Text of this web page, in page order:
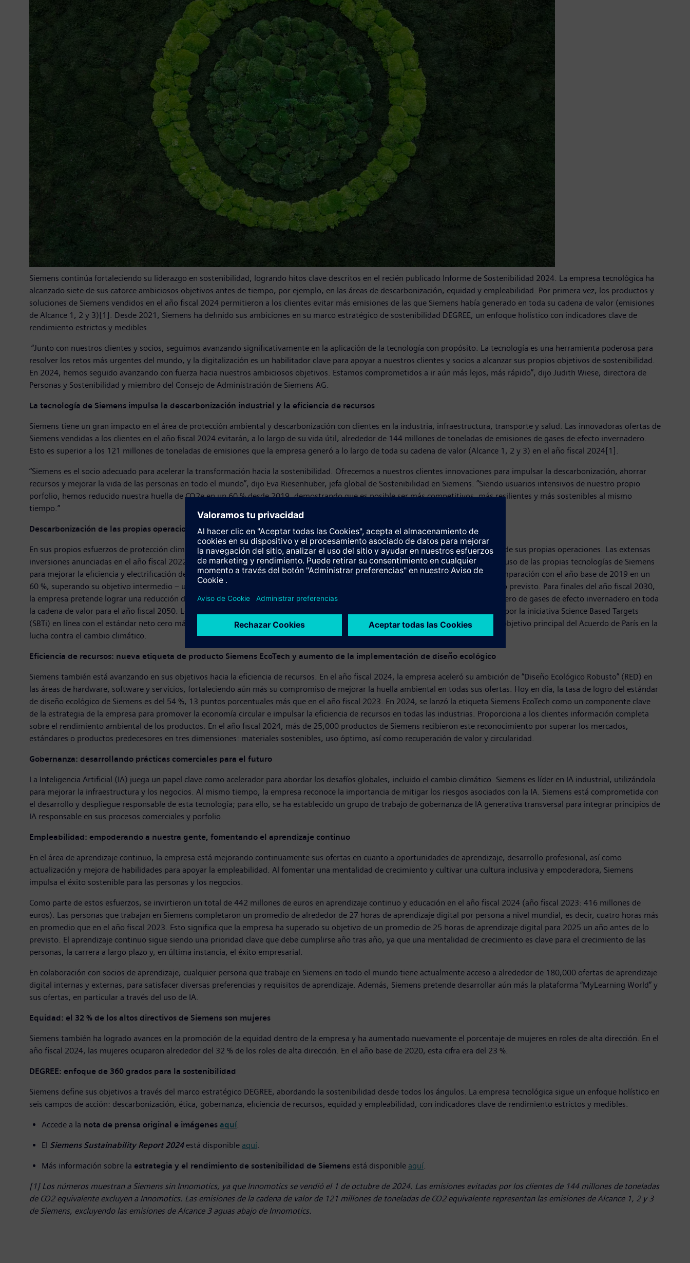
Siemens continúa fortaleciendo su liderazgo en sostenibilidad, logrando hitos clave descritos en el recién publicado Informe de Sostenibilidad 2024. La empresa tecnológica ha
alcanzado siete de sus catorce ambiciosos objetivos antes de tiempo, por ejemplo, en las áreas de descarbonización, equidad y empleabilidad. Por primera vez, los productos y
soluciones de Siemens vendidos en el año fiscal 2024 permitieron a los clientes evitar más emisiones de las que Siemens había generado en toda su cadena de valor (emisiones
de Alcance 1, 2 y 3)[1]. Desde 2021, Siemens ha definido sus ambiciones en su marco estratégico de sostenibilidad DEGREE, un enfoque holístico con indicadores clave de
rendimiento estrictos y medibles.
“Junto con nuestros clientes y socios, seguimos avanzando significativamente en la aplicación de la tecnología con propósito. La tecnología es una herramienta poderosa para
resolver los retos más urgentes del mundo, y la digitalización es un habilitador clave para apoyar a nuestros clientes y socios a alcanzar sus propios objetivos de sostenibilidad.
En 2024, hemos seguido avanzando con fuerza hacia nuestros ambiciosos objetivos. Estamos comprometidos a ir aún más lejos, más rápido”, dijo Judith Wiese, directora de
Personas y Sostenibilidad y miembro del Consejo de Administración de Siemens AG.
La tecnología de Siemens impulsa la descarbonización industrial y la eficiencia de recursos
Siemens tiene un gran impacto en el área de protección ambiental y descarbonización con clientes en la industria, infraestructura, transporte y salud. Las innovadoras ofertas de
Siemens vendidas a los clientes en el año fiscal 2024 evitarán, a lo largo de su vida útil, alrededor de 144 millones de toneladas de emisiones de gases de efecto invernadero.
Esto es superior a los 121 millones de toneladas de emisiones que la empresa generó a lo largo de toda su cadena de valor (Alcance 1, 2 y 3) en el año fiscal 2024[1].
“Siemens es el socio adecuado para acelerar la transformación hacia la sostenibilidad. Ofrecemos a nuestros clientes innovaciones para impulsar la descarbonización, ahorrar
recursos y mejorar la vida de las personas en todo el mundo”, dijo Eva Riesenhuber, jefa global de Sostenibilidad en Siemens. “Siendo usuarios intensivos de nuestro propio
porfolio, hemos reducido nuestra huella de CO2e en un 60 % desde 2019, demostrando que es posible ser más competitivos, más resilientes y más sostenibles al mismo
tiempo.”
Descarbonización de las propias operaciones de Siemens: objetivo intermedio alcanzado antes de lo previsto
En sus propios esfuerzos de protección climática, Siemens sigue avanzando significativamente en la reducción de emisiones de CO2e de sus propias operaciones. Las extensas
inversiones anunciadas en el año fiscal 2022 continúan teniendo un impacto, incluyendo la electrificación de la flota de vehículos y el uso de las propias tecnologías de Siemens
para mejorar la eficiencia y electrificación de las instalaciones de producción y edificios. Siemens redujo sus emisiones de CO2e en comparación con el año base de 2019 en un
60 %, superando su objetivo intermedio – una reducción del 55 % de CO2e de sus propias operaciones para 2025 – un año antes de lo previsto. Para finales del año fiscal 2030,
la empresa pretende lograr una reducción del 90 % en las emisiones de CO2e en sus propias operaciones y alcanzar emisiones netas cero de gases de efecto invernadero en toda
la cadena de valor para el año fiscal 2050. Los objetivos de reducción de emisiones para 2030 y 2050 de la empresa fueron validados por la iniciativa Science Based Targets
(SBTi) en línea con el estándar neto cero más ambicioso en el año fiscal 2024, reafirmando el compromiso de Siemens de alcanzar el objetivo principal del Acuerdo de París en la
lucha contra el cambio climático.
Eficiencia de recursos: nueva etiqueta de producto Siemens EcoTech y aumento de la implementación de diseño ecológico
Siemens también está avanzando en sus objetivos hacia la eficiencia de recursos. En el año fiscal 2024, la empresa aceleró su ambición de “Diseño Ecológico Robusto” (RED) en
las áreas de hardware, software y servicios, fortaleciendo aún más su compromiso de mejorar la huella ambiental en todas sus ofertas. Hoy en día, la tasa de logro del estándar
de diseño ecológico de Siemens es del 54 %, 13 puntos porcentuales más que en el año fiscal 2023. En 2024, se lanzó la etiqueta Siemens EcoTech como un componente clave
de la estrategia de la empresa para promover la economía circular e impulsar la eficiencia de recursos en todas las industrias. Proporciona a los clientes información completa
sobre el rendimiento ambiental de los productos. En el año fiscal 2024, más de 25,000 productos de Siemens recibieron este reconocimiento por superar los mercados,
estándares o productos predecesores en tres dimensiones: materiales sostenibles, uso óptimo, así como recuperación de valor y circularidad.
Gobernanza: desarrollando prácticas comerciales para el futuro
La Inteligencia Artificial (IA) juega un papel clave como acelerador para abordar los desafíos globales, incluido el cambio climático. Siemens es líder en IA industrial, utilizándola
para mejorar la infraestructura y los negocios. Al mismo tiempo, la empresa reconoce la importancia de mitigar los riesgos asociados con la IA. Siemens está comprometida con
el desarrollo y despliegue responsable de esta tecnología; para ello, se ha establecido un grupo de trabajo de gobernanza de IA generativa transversal para integrar principios de
IA responsable en sus procesos comerciales y porfolio.
Empleabilidad: empoderando a nuestra gente, fomentando el aprendizaje continuo
En el área de aprendizaje continuo, la empresa está mejorando continuamente sus ofertas en cuanto a oportunidades de aprendizaje, desarrollo profesional, así como
actualización y mejora de habilidades para apoyar la empleabilidad. Al fomentar una mentalidad de crecimiento y cultivar una cultura inclusiva y empoderadora, Siemens
impulsa el éxito sostenible para las personas y los negocios.
Como parte de estos esfuerzos, se invirtieron un total de 442 millones de euros en aprendizaje continuo y educación en el año fiscal 2024 (año fiscal 2023: 416 millones de
euros). Las personas que trabajan en Siemens completaron un promedio de alrededor de 27 horas de aprendizaje digital por persona a nivel mundial, es decir, cuatro horas más
en promedio que en el año fiscal 2023. Esto significa que la empresa ha superado su objetivo de un promedio de 25 horas de aprendizaje digital para 2025 un año antes de lo
previsto. El aprendizaje continuo sigue siendo una prioridad clave que debe cumplirse año tras año, ya que una mentalidad de crecimiento es clave para el crecimiento de las
personas, la carrera a largo plazo y, en última instancia, el éxito empresarial.
En colaboración con socios de aprendizaje, cualquier persona que trabaje en Siemens en todo el mundo tiene actualmente acceso a alrededor de 180,000 ofertas de aprendizaje
digital internas y externas, para satisfacer diversas preferencias y requisitos de aprendizaje. Además, Siemens pretende desarrollar aún más la plataforma “MyLearning World” y
sus ofertas, en particular a través del uso de IA.
Equidad: el 32 % de los altos directivos de Siemens son mujeres
Siemens también ha logrado avances en la promoción de la equidad dentro de la empresa y ha aumentado nuevamente el porcentaje de mujeres en roles de alta dirección. En el
año fiscal 2024, las mujeres ocuparon alrededor del 32 % de los roles de alta dirección. En el año base de 2020, esta cifra era del 23 %.
DEGREE: enfoque de 360 grados para la sostenibilidad
Siemens define sus objetivos a través del marco estratégico DEGREE, abordando la sostenibilidad desde todos los ángulos. La empresa tecnológica sigue un enfoque holístico en
seis campos de acción: descarbonización, ética, gobernanza, eficiencia de recursos, equidad y empleabilidad, con indicadores clave de rendimiento estrictos y medibles.
Accede a la nota de prensa original e imágenes aquí.
El Siemens Sustainability Report 2024está disponible aquí
Más información sobre la estrategia y el rendimiento de sostenibilidad de Siemens está disponible aquí
[1] Los números muestran a Siemens sin Innomotics, ya que Innomotics se vendió el 1 de octubre de 2024. Las emisiones evitadas por los clientes de 144 millones de toneladas
de CO2 equivalente excluyen a Innomotics. Las emisiones de la cadena de valor de 121 millones de toneladas de CO2 equivalente representan las emisiones de Alcance 1, 2 y 3
de Siemens, excluyendo las emisiones de Alcance 3 aguas abajo de Innomotics.